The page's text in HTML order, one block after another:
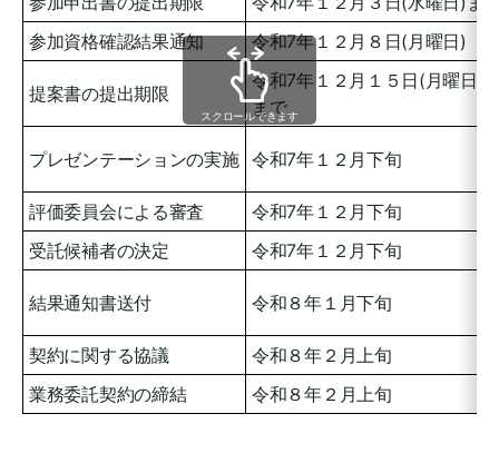
参加資格確認結果通知
令和7年１２月８日(月曜日)
提案書の提出期限
令和7年１２月１５日(月曜日)
まで
プレゼンテーションの実施 令和7年１２月下旬
評価委員会による審査
令和7年１２月下旬
受託候補者の決定
令和7年１２月下旬
結果通知書送付 令和８年１月下旬
契約に関する協議
令和８年２月上旬
業務委託契約の締結
令和８年２月上旬
スクロールできます